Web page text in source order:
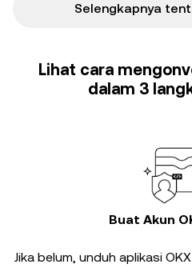
Selengkapnya
Lihat cara
dalam 3
Buat Akun
Jika belum, unduh aplikasi